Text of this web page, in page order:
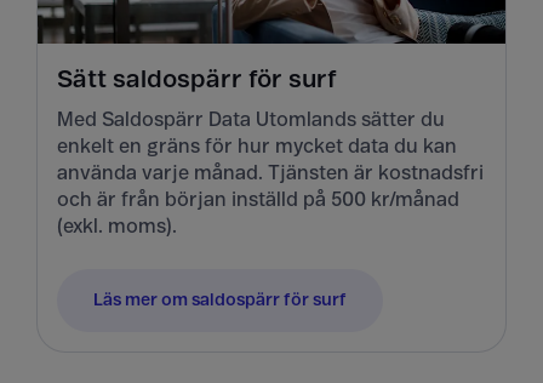
Sätt saldospärr för surf
Med Saldospärr Data Utomlands sätter du
enkelt en gräns för hur mycket data du kan
använda varje månad. Tjänsten är kostnadsfri
och är från början inställd på 500 kr/månad
(exkl. moms).
Läs mer om saldospärr för surf